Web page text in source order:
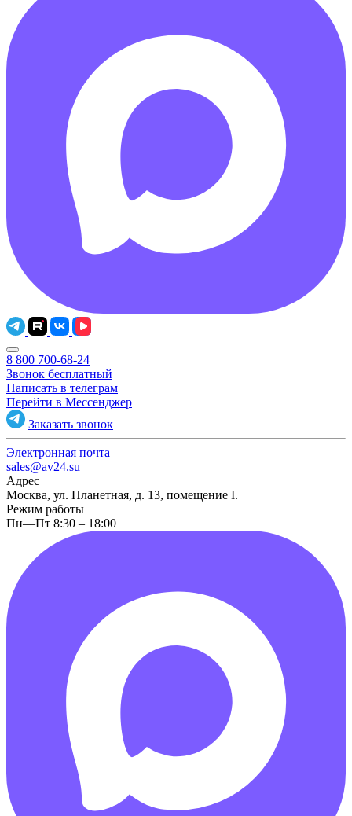
8 800 700-68-24
Звонок бесплатный
Написать в телеграм
Перейти в Мессенджер
Заказать звонок
Электронная почта
sales@av24.su
Адрес
Москва, ул. Планетная, д. 13, помещение I.
Режим работы
Пн—Пт 8:30 – 18:00